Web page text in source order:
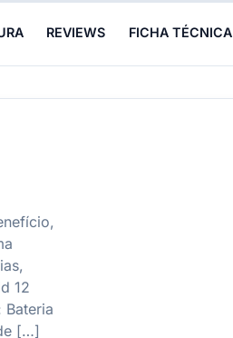
REVIEWS FICHA TÉCNICA
12
Bateria
[…]